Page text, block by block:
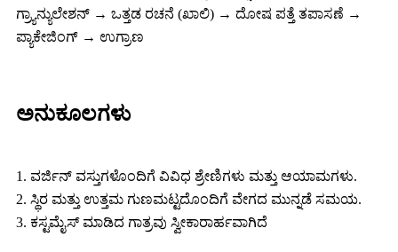
ಗ್ರ್ಯಾನ್ಯುಲೇಶನ್ → ಒತ್ತಡ ರಚನೆ (ಖಾಲಿ) → ದೋಷ ಪತ್ತೆ ತಪಾಸಣೆ →
ಪ್ಯಾಕೇಜಿಂಗ್ → ಉಗ್ರಾಣ
ಅನುಕೂಲಗಳು
1. ವರ್ಜಿನ್ ವಸ್ತುಗಳೊಂದಿಗೆ ವಿವಿಧ ಶ್ರೇಣಿಗಳು ಮತ್ತು ಆಯಾಮಗಳು.
2. ಸ್ಥಿರ ಮತ್ತು ಉತ್ತಮ ಗುಣಮಟ್ಟದೊಂದಿಗೆ ವೇಗದ ಮುನ್ನಡೆ ಸಮಯ.
3. ಕಸ್ಟಮೈಸ್ ಮಾಡಿದ ಗಾತ್ರವು ಸ್ವೀಕಾರಾರ್ಹವಾಗಿದೆ